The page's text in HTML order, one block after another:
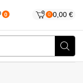
0 0 0,00 €